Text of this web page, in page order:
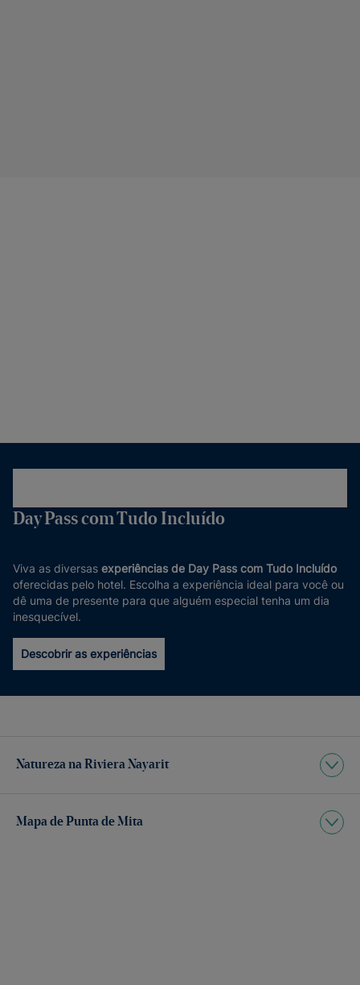
Day Pass com Tudo Incluído
Viva as diversas experiências de Day Pass com Tudo Incluído
oferecidas pelo hotel. Escolha a experiência ideal para você ou
dê uma de presente para que alguém especial tenha um dia
inesquecível.
Descobrir as experiências
Natureza na Riviera Nayarit
Mapa de Punta de Mita